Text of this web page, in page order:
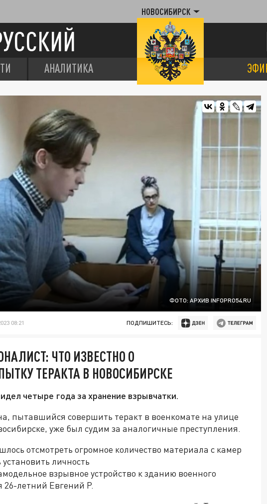
НОВОСИБИРСК
АНАЛИТИКА
ФОТО: АРХИВ INFOPRO54.RU
08:21 ПОДПИШИТЕСЬ:
ЧТО ИЗВЕСТНО О
ТЕРАКТА В НОВОСИБИРСКЕ
четыре года за хранение взрывчатки.
пытавшийся совершить теракт в военкомате на улице
уже был судим за аналогичные преступления.
отсмотреть огромное количество материала с камер
личность
взрывное устройство к зданию военного
26-летний Евгений Р.